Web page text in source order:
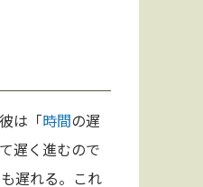
は「時間の遅
遅く進むので
遅れる。これ